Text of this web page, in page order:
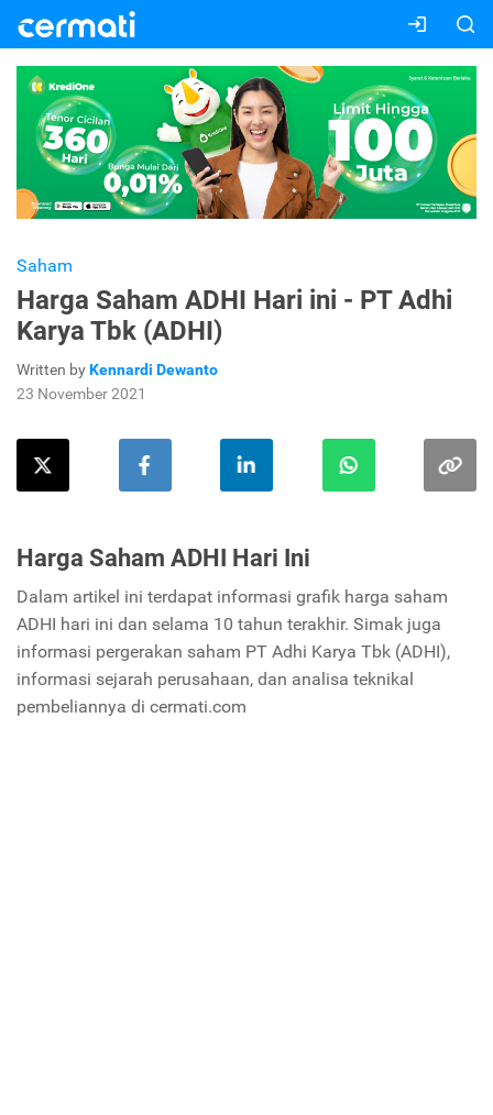
Saham
Harga Saham ADHI Hari ini - PT Adhi
Karya Tbk (ADHI)
Written byKennardi Dewanto
23 November 2021
Harga Saham ADHI Hari Ini
Dalam artikel ini terdapat informasi grafik harga saham
ADHI hari ini dan selama 10 tahun terakhir. Simak juga
informasi pergerakan saham PT Adhi Karya Tbk (ADHI),
informasi sejarah perusahaan, dan analisa teknikal
pembeliannya di cermati.com